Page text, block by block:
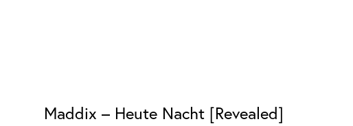
Maddix – Heute Nacht [Revealed]